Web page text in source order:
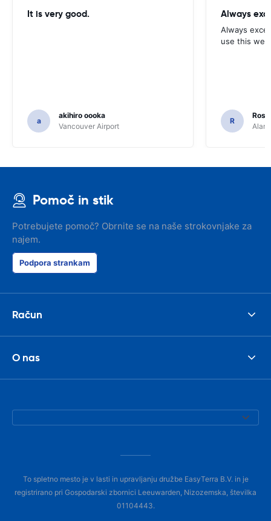
It is very good.
a
akihiro oooka
Vancouver Airport
Always
Always
use this
R
Pomoč in stik
Potrebujete pomoč? Obrnite se na naše strokovnjake za
najem.
Podpora strankam
Račun
O nas
To spletno mesto je v lasti in upravljanju družbe EasyTerra B.V. in je
registrirano pri Gospodarski zbornici Leeuwarden, Nizozemska, številka
01104443.